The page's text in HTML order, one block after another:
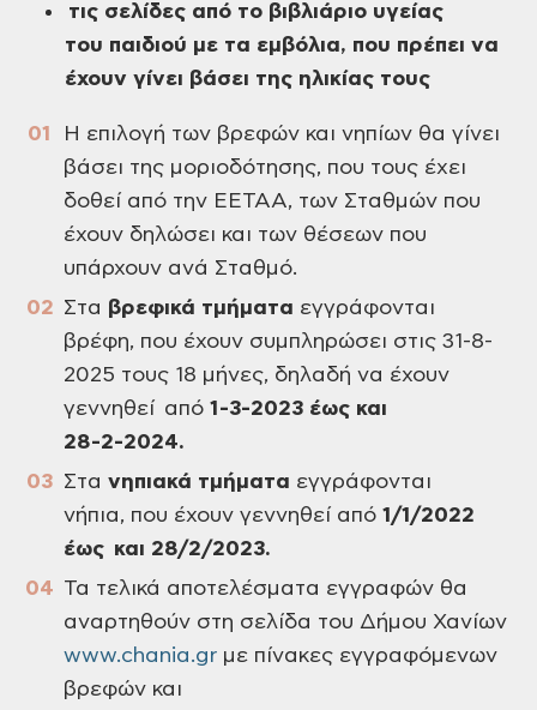
τις σελίδες από το βιβλιάριο υγείας
του παιδιού με τα εμβόλια, που πρέπει να
έχουν γίνει βάσει της ηλικίας τους
Η επιλογή των βρεφών και νηπίων θα γίνει
βάσει της μοριοδότησης, που τους έχει
δοθεί από την ΕΕΤΑΑ, των Σταθμών που
έχουν δηλώσει και των θέσεων που
υπάρχουν ανά Σταθμό.
Στα βρεφικά τμήματα εγγράφονται
βρέφη, που έχουν συμπληρώσει στις 31-8-
2025 τους 18 μήνες, δηλαδή να έχουν
γεννηθεί από 1-3-2023 έως και
28-2-2024.
Στα νηπιακά τμήματα εγγράφονται
νήπια, που έχουν γεννηθεί από 1/1/2022
έως και 28/2/2023.
Τα τελικά αποτελέσματα εγγραφών θα
αναρτηθούν στη σελίδα του Δήμου Χανίων
www.chania.gr με πίνακες εγγραφόμενων
βρεφών και